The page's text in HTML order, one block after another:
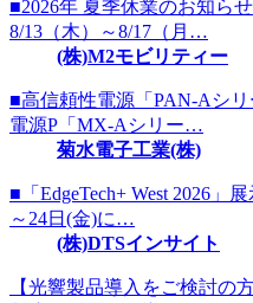
■2026年 夏季休業のお知ら
8/13（木）～8/17（月…
(株)M2モビリティー
■高信頼性電源「PAN-Aシ
電源P「MX-Aシリー…
菊水電子工業(株)
■「EdgeTech+ West 2026」
～24日(金)に…
(株)DTSインサイト
【光響製品導入をご検討の